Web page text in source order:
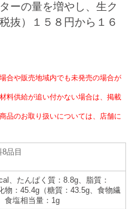
物件募集・購入
ーの量を増やし、生ク
抜）１５８円から１６
合や販売地域内でも未発売の場合が
料供給が追い付かない場合は、掲載
品のお取り扱いについては、店舗に
品目
、たんぱく質：8.8g、脂質：
物：45.4g（糖質：43.5g、食物繊
食塩相当量：1g